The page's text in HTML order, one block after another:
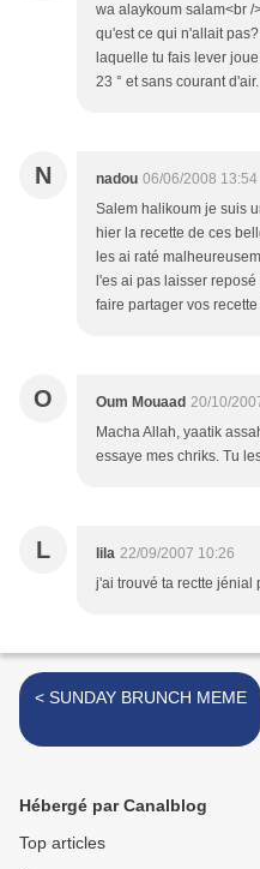
wa alaykoum salam<br /
qu'est ce qui n'allait
laquelle tu fais lever
23 ° et sans courant d'air.
N nadou 06/06/2008 13:54
Salem halikoum je suis
hier la recette de ces
les ai raté
l'es ai pas laisser
faire partager vos
O Oum Mouaad 20/10/
Macha Allah, yaatik
essaye mes chriks. Tu
L lila 22/09/2007 10:26
j'ai trouvé ta rectte jénial
< SUNDAY BRUNCH MEME
Hébergé par Canalblog
Top articles